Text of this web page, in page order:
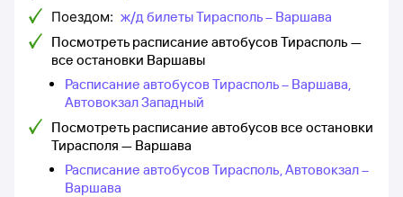
Поездом: ж/д билеты Тирасполь – Варшава
Посмотреть расписание автобусов Тирасполь —
все остановки Варшавы
Расписание автобусов Тирасполь – Варшава,
Автовокзал Западный
Посмотреть расписание автобусов все остановки
Тирасполя — Варшава
Расписание автобусов Тирасполь, Автовокзал –
Варшава